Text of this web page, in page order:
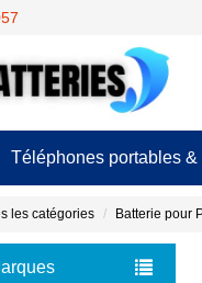
Téléphones portables
les catégories Batterie pour